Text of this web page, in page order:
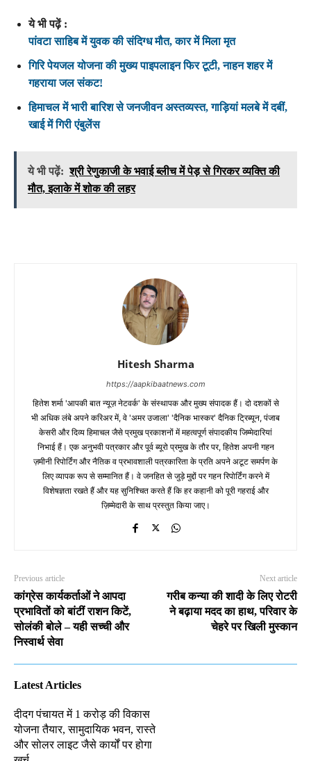
ये भी पढ़ें :
पांवटा साहिब में युवक की संदिग्ध मौत, कार में मिला मृत
गिरि पेयजल योजना की मुख्य पाइपलाइन फिर टूटी, नाहन शहर में
गहराया जल संकट!
हिमाचल में भारी बारिश से जनजीवन अस्तव्यस्त, गाड़ियां मलबे में दबीं,
खाई में गिरी एंबुलेंस
ये भी पढ़ें: श्री रेणुकाजी के भवाई ब्लीच में पेड़ से गिरकर व्यक्ति की
मौत, इलाके में शोक की लहर
Hitesh Sharma
https://aapkibaatnews.com
हितेश शर्मा 'आपकी बात न्यूज़ नेटवर्क' के संस्थापक और मुख्य संपादक हैं। दो दशकों से
भी अधिक लंबे अपने करिअर में, वे 'अमर उजाला' 'दैनिक भास्कर' दैनिक ट्रिब्यून, पंजाब
केसरी और दिव्य हिमाचल जैसे प्रमुख प्रकाशनों में महत्वपूर्ण संपादकीय जिम्मेदारियां
निभाई हैं। एक अनुभवी पत्रकार और पूर्व ब्यूरो प्रमुख के तौर पर, हितेश अपनी गहन
ज़मीनी रिपोर्टिंग और नैतिक व प्रभावशाली पत्रकारिता के प्रति अपने अटूट समर्पण के
लिए व्यापक रूप से सम्मानित हैं। वे जनहित से जुड़े मुद्दों पर गहन रिपोर्टिंग करने में
विशेषज्ञता रखते हैं और यह सुनिश्चित करते हैं कि हर कहानी को पूरी गहराई और
ज़िम्मेदारी के साथ प्रस्तुत किया जाए।
Previous article
कांग्रेस कार्यकर्ताओं ने आपदा
प्रभावितों को बांटीं राशन किटें,
सोलंकी बोले – यही सच्ची और
निस्वार्थ सेवा
Next article
गरीब कन्या की शादी के लिए रोटरी
ने बढ़ाया मदद का हाथ, परिवार के
चेहरे पर खिली मुस्कान
Latest Articles
दीदग पंचायत में 1 करोड़ की विकास
योजना तैयार, सामुदायिक भवन, रास्ते
और सोलर लाइट जैसे कार्यों पर होगा